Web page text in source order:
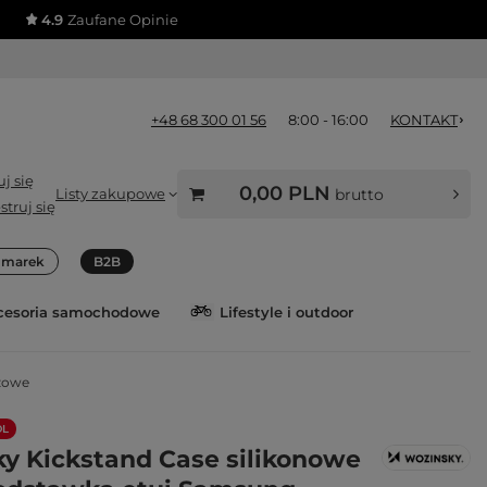
4.9Zaufane Opinie
+48 68 300 01 56 8:00 - 16:00 KONTAKT
się
się
Listy zakupowe 0,00 PLN brutto
B2B
samochodowe Lifestyle i outdoor
Kickstand Case silikonowe